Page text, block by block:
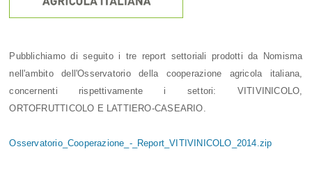
Pubblichiamo di seguito i tre report settoriali prodotti da Nomisma
nell'ambito dell'Osservatorio della cooperazione agricola italiana,
concernenti rispettivamente i settori: VITIVINICOLO,
ORTOFRUTTICOLO E LATTIERO-CASEARIO.
Osservatorio_Cooperazione_-_Report_VITIVINICOLO_2014.zip